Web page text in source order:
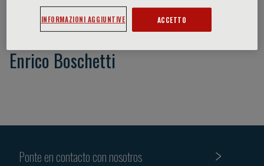
Enrico Boschetti
Ponte en contacto con nosotros
INFORMAZIONI AGGIUNTIVE ACCETTO